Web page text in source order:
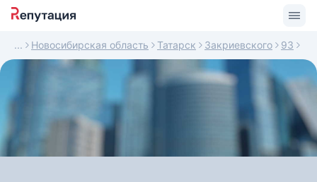
Новосибирская область Татарск Закриевского 93